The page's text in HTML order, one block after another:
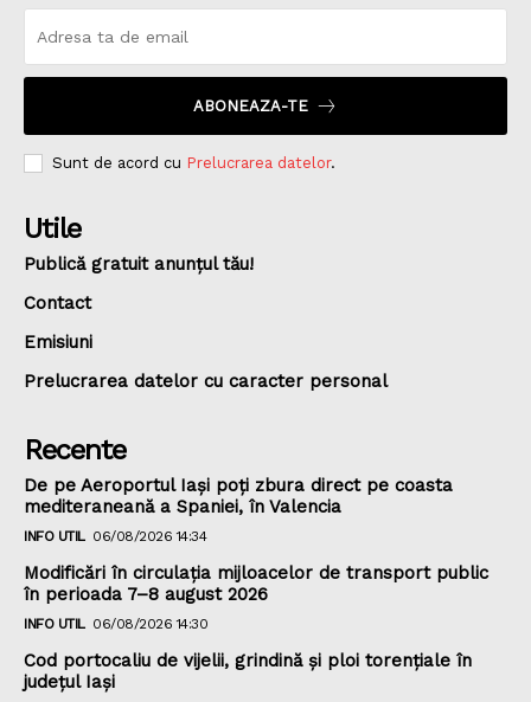
ABONEAZA-TE
Sunt de acord cu Prelucrarea datelor.
Utile
Publică gratuit anunțul tău!
Contact
Emisiuni
Prelucrarea datelor cu caracter personal
Recente
De pe Aeroportul Iași poți zbura direct pe coasta
mediteraneană a Spaniei, în Valencia
INFO UTIL 06/08/2026 14:34
Modificări în circulația mijloacelor de transport public
în perioada 7–8 august 2026
INFO UTIL 06/08/2026 14:30
Cod portocaliu de vijelii, grindină şi ploi torenţiale în
judeţul Iași